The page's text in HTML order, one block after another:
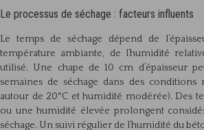
Le processus de séchage : facteurs influents
Le temps de séchage dépend de
température ambiante, de l’humidité
utilisé. Une chape de 10 cm d’épaisseur
semaines de séchage dans des conditions
autour de 20°C et humidité modérée). Des
ou une humidité élevée prolongent
séchage. Un suivi régulier de l’humidité du